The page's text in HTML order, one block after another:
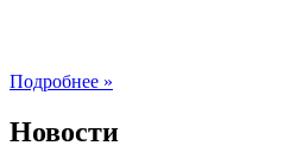
Подробнее »
Новости